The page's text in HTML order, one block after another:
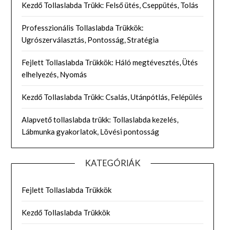
Kezdő Tollaslabda Trükk: Felső ütés, Cseppütés, Tolás
Professzionális Tollaslabda Trükkök:
Ugrószerválasztás, Pontosság, Stratégia
Fejlett Tollaslabda Trükkök: Háló megtévesztés, Ütés
elhelyezés, Nyomás
Kezdő Tollaslabda Trükk: Csalás, Utánpótlás, Felépülés
Alapvető tollaslabda trükk: Tollaslabda kezelés,
Lábmunka gyakorlatok, Lövési pontosság
KATEGÓRIÁK
Fejlett Tollaslabda Trükkök
Kezdő Tollaslabda Trükkök